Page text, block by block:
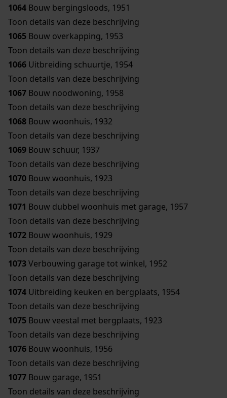
1064 Bouw bergingsloods, 1951
Toon details van deze beschrijving
1065 Bouw overkapping, 1953
Toon details van deze beschrijving
1066 Uitbreiding schuurtje, 1954
Toon details van deze beschrijving
1067 Bouw noodwoning, 1958
Toon details van deze beschrijving
1068 Bouw woonhuis, 1932
Toon details van deze beschrijving
1069 Bouw schuur, 1937
Toon details van deze beschrijving
1070 Bouw woonhuis, 1923
Toon details van deze beschrijving
1071 Bouw dubbel woonhuis met garage, 1957
Toon details van deze beschrijving
1072 Bouw woonhuis, 1929
Toon details van deze beschrijving
1073Verbouwing garage tot winkel, 1952
Toon details van deze beschrijving
1074 Uitbreiding keuken en bergplaats, 1954
Toon details van deze beschrijving
1075 Bouw veestal met bergplaats, 1923
Toon details van deze beschrijving
1076 Bouw woonhuis, 1956
Toon details van deze beschrijving
1077 Bouw garage, 1951
Toon details van deze beschrijving